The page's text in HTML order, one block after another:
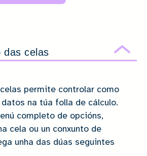
das celas
permite controlar como
na túa folla de cálculo.
completo de opcións,
cela ou un conxunto de
unha das dúas seguintes